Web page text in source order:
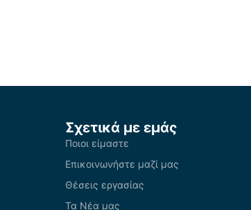
Σχετικά με εμάς
Ποιοι είμαστε
Επικοινωνήστε μαζί μας
Θέσεις εργασίας
Τα Νέα μας